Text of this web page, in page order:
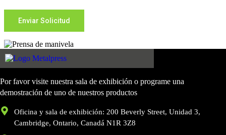
Por favor visite nuestra sala de exhibición o programe una
demostración de uno de nuestros productos
Oficina y sala de exhibición: 200 Beverly Street, Unidad 3,
Cambridge, Ontario, Canadá N1R 3Z8